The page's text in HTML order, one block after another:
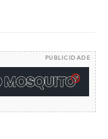
PUBLICIDADE